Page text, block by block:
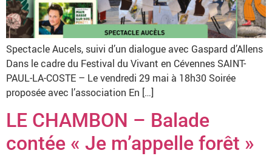
Spectacle Aucels, suivi d’un dialogue avec Gaspard d’Allens
Dans le cadre du Festival du Vivant en Cévennes SAINT-
PAUL-LA-COSTE – Le vendredi 29 mai à 18h30 Soirée
proposée avec l’association En […]
LE CHAMBON – Balade
contée « Je m’appelle forêt »